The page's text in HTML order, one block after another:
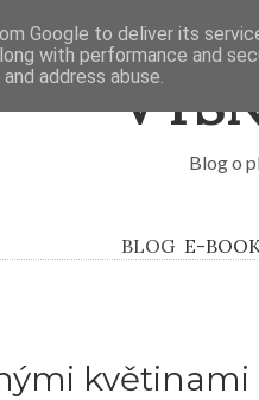
Blog o
BLOG E-
Google to deliver its
with performance and
address abuse.